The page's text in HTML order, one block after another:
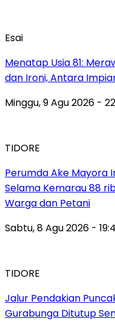
Esai
Menatap Usia 81:
dan Ironi, Antara
Minggu, 9 Agu 2026 -
TIDORE
Perumda Ake Mayora
Selama Kemarau 88
Warga dan Petani
Sabtu, 8 Agu 2026 -
TIDORE
Jalur Pendakian
Gurabunga Ditutup